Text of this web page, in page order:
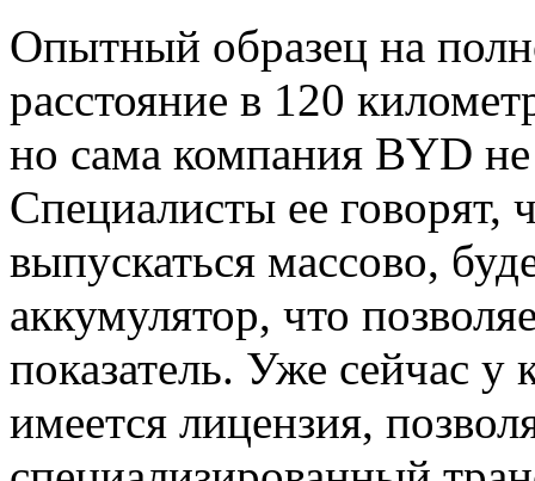
Опытный образец на
расстояние в 120
но сама компания BYD
Специалисты ее говорят,
выпускаться массово,
аккумулятор, что
показатель. Уже сейчас у
имеется лицензия,